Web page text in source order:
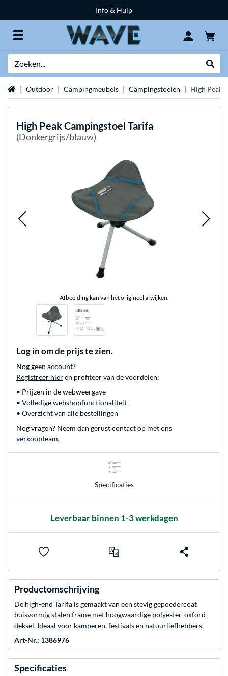
Info & Hulp
HomeOutdoor Campingmeubels Campingstoelen High Peak
High PeakCampingstoel Tarifa
(Donkergrijs/blauw)
Afbeelding kan van het origineel afwijken.
Log in om de prijs te zien.
Nog geen account?
Registreer hieren profiteer van de voordelen:
• Prijzen in de webweergave
• Volledige webshopfunctionaliteit
• Overzicht van alle bestellingen
Nog vragen? Neem dan gerust contact op met ons
verkoopteam.
Specificaties
Leverbaar binnen 1-3 werkdagen
Productomschrijving
De high-end Tarifa is gemaakt van een stevig gepoedercoat
buisvormig stalen frame met hoogwaardige polyester-oxford
deksel. Ideaal voor kamperen, festivals en natuurliefhebbers.
Art-Nr.: 1386976
Specificaties